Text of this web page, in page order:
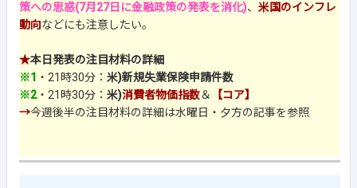
策への思惑(7月27日に金融政策の発表を消化)、 米国のインフレ
動向などにも注意したい。
★本日発表の注目材料の詳細
※1 ・21時30分： 米)新規失業保険申請件数
※2・21時30分： 米)消費者物価指数＆
【コア】
→今週後半の注目材料の詳細は水曜日・夕方の記事を参照